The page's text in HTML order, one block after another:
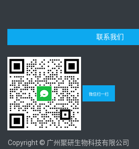
联系我们
微信扫一扫
Copyright © 广州聚研生物科技有限公司